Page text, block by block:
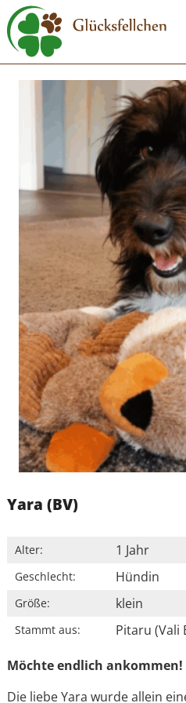
Yara (BV)
Alter: 1 Jahr
Geschlecht: Hündin
Größe: klein
Stammt aus: Pitaru (Vali
Möchte endlich ankommen!
Die liebe Yara wurde allein